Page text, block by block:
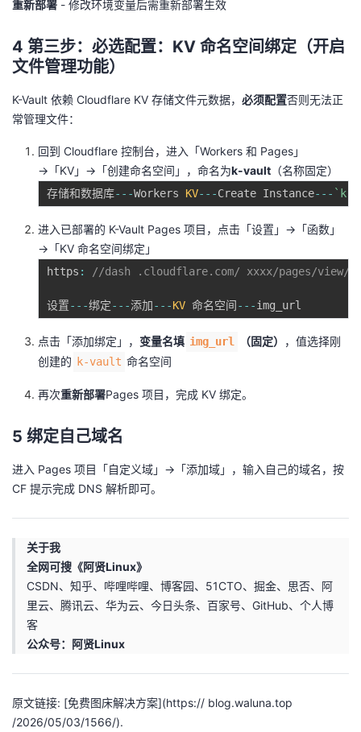
重新部署 - 修改环境变量后需重新部署生效
4 第三步：必选配置：KV 命名空间绑定（开启
文件管理功能）
K-Vault 依赖 Cloudflare KV 存储文件元数据， 必须配置否则无法正
常管理文件：
回到 Cloudflare 控制台，进入「Workers 和 Pages」
→「KV」→「创建命名空间」，命名为k-vault （名称固定）
存储和数据库-- -Workers KV-- -Create Instance-- - ` k-
进入已部署的 K-Vault Pages 项目，点击「设置」→「函数」
→「KV 命名空间绑定」
https : //dash .cloudflare.com/ xxxx/pages/view/
设置-- -绑定-- -添加-- -KV 命名空间-- -
点击「添加绑定」， 变量名填 img_url （固定）
，值选择刚
创建的 k-vault 命名空间
再次重新部署Pages 项目，完成 KV 绑定。
5 绑定自己域名
进入 Pages 项目「自定义域」→「添加域」，输入自己的域名，按
CF 提示完成 DNS 解析即可。
关于我
全网可搜《阿贤Linux》
CSDN、知乎、哔哩哔哩、博客园、51CTO、掘金、思否、阿
里云、腾讯云、华为云、今日头条、百家号、GitHub、个人博
客
公众号：阿贤Linux
原文链接: [免费图床解决方案](https:// blog.waluna.top
/2026/05/03/1566/).